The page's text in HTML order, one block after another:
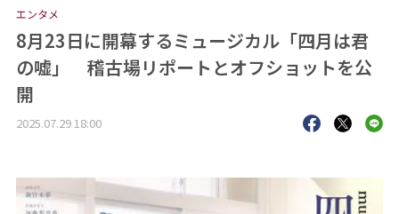
おすすめコンテンツ
出版物
会社概要
エンタメ
8月23日に開幕するミュージカル「四月は君
の嘘」 稽古場リポートとオフショットを公
開
2025.07.29 18:00